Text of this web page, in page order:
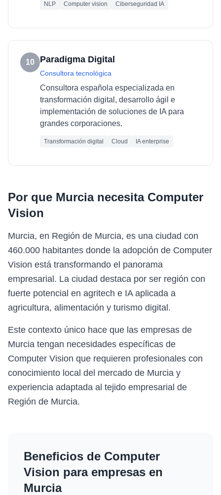
NLP Computer vision Ciberseguridad IA
10 Paradigma Digital
Consultora tecnológica
Consultora española especializada en
transformación digital, desarrollo ágil e
implementación de soluciones de IA para
grandes corporaciones.
Transformación digital Cloud IA enterprise
Por que Murcianecesita Computer
Vision
Murcia, en Región de Murcia, es una ciudad con
460.000 habitantes donde la adopción de Computer
Vision está transformando el panorama
empresarial. La ciudad destaca por ser región con
fuerte potencial en agritech e IA aplicada a
agricultura, alimentación y turismo digital.
Este contexto único hace que las empresas de
Murcia tengan necesidades específicas de
Computer Vision que requieren profesionales con
conocimiento local del mercado de Murcia y
experiencia adaptada al tejido empresarial de
Región de Murcia.
Beneficios de Computer
Vision para empresas en
Murcia